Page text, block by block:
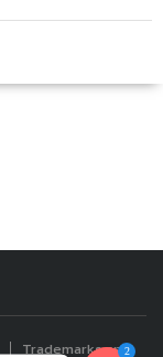
Trademarks and
2